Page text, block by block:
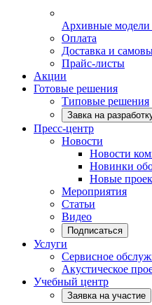
Архивные модели
Оплата
Доставка и
Прайс-листы
Акции
Готовые решения
Типовые решения
Завка на
Пресс-центр
Новости
Новости
Новинки
Новые
Мероприятия
Статьи
Видео
Подписаться
Услуги
Сервисное
Акустическое
Учебный центр
Заявка на участие